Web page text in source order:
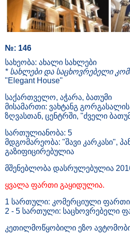
№: 146
სახეობა: ახალი სახლები
* სახლები და საცხოვრებელი
"Elegant House"
საქართველო, აჭარა, ბათუმი
მისამართი: ვახტანგ გორგასალის
ზღვასთან, ცენტრში, "ძველი
სართულიანობა: 5
მდგომარეობა: "შავი კარკასი",
გაზიფიცირებულია
მშენებლობა დასრულებულია
ყვალა ფართი გაყიდულია.
1 სართული: კომერციული
2 - 5 სართული: საცხოვრებელი
კეთილმოწყობილი ეზო